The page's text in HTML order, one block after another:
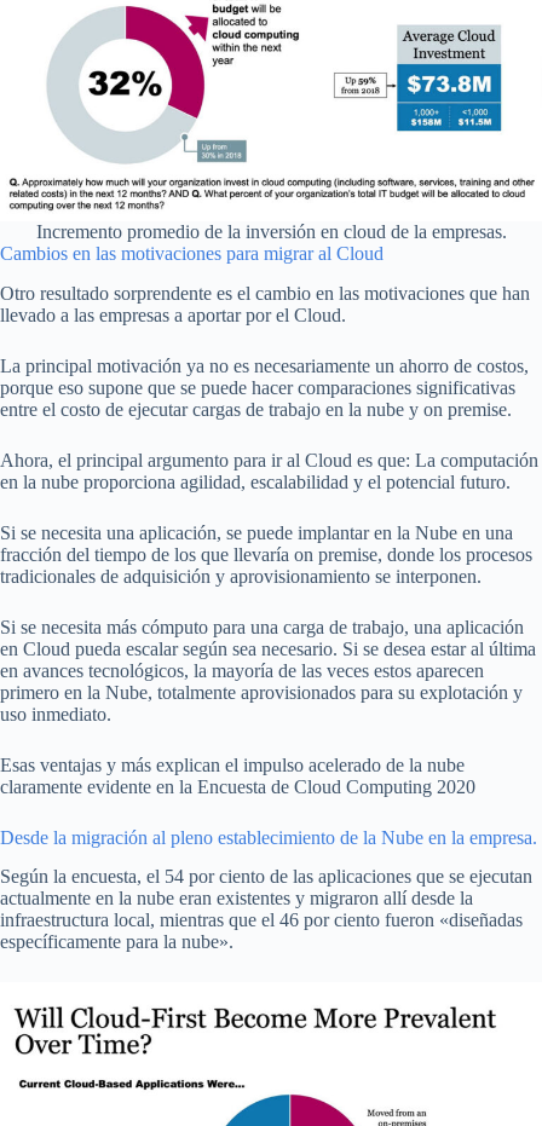
Incremento promedio de la inversión en cloud de la empresas.
Cambios en las motivaciones para migrar al Cloud
Otro resultado sorprendente es el cambio en las motivaciones que han
llevado a las empresas a aportar por el Cloud.
La principal motivación ya no es necesariamente un ahorro de costos,
porque eso supone que se puede hacer comparaciones significativas
entre el costo de ejecutar cargas de trabajo en la nube y on premise.
Ahora, el principal argumento para ir al Cloud es que: La computación
en la nube proporciona agilidad, escalabilidad y el potencial futuro.
Si se necesita una aplicación, se puede implantar en la Nube en una
fracción del tiempo de los que llevaría on premise, donde los procesos
tradicionales de adquisición y aprovisionamiento se interponen.
Si se necesita más cómputo para una carga de trabajo, una aplicación
en Cloud pueda escalar según sea necesario. Si se desea estar al última
en avances tecnológicos, la mayoría de las veces estos aparecen
primero en la Nube, totalmente aprovisionados para su explotación y
uso inmediato.
Esas ventajas y más explican el impulso acelerado de la nube
claramente evidente en la Encuesta de Cloud Computing 2020
Desde la migración al pleno establecimiento de la Nube en la empresa.
Según la encuesta, el 54 por ciento de las aplicaciones que se ejecutan
actualmente en la nube eran existentes y migraron allí desde la
infraestructura local, mientras que el 46 por ciento fueron «diseñadas
específicamente para la nube».